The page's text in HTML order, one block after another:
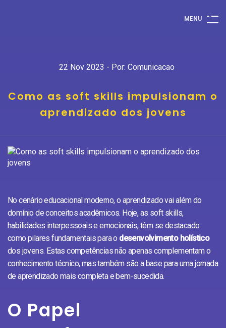
MENU
22 Nov 2023 - Por: Comunicacao
Como as soft skills impulsionam o
aprendizado dos jovens
No cenário educacional moderno, o aprendizado vai além do
domínio de conceitos acadêmicos. Hoje, as soft skills,
habilidades interpessoais e emocionais, têm se destacado
como pilares fundamentais para o desenvolvimento holístico
dos jovens. Estas competências não apenas complementam o
conhecimento técnico, mas também são a base para uma jornada
de aprendizado mais completa e bem-sucedida.
O Papel